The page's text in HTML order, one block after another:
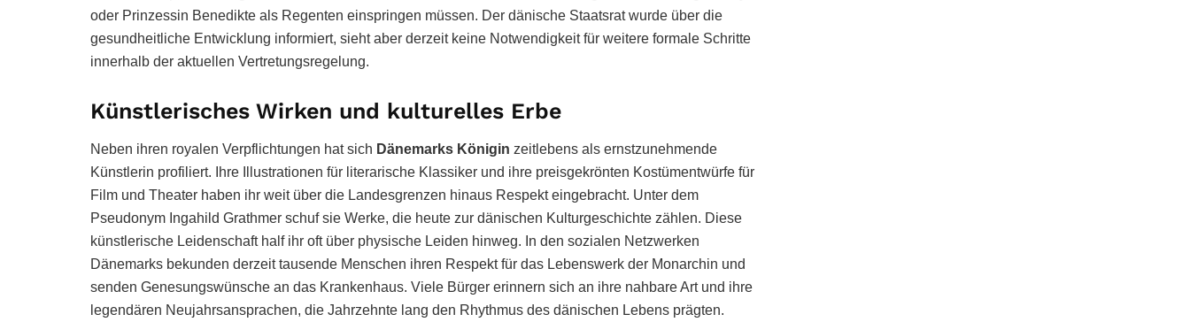
oder Prinzessin Benedikte als Regenten einspringen müssen. Der dänische Staatsrat wurde über die
gesundheitliche Entwicklung informiert, sieht aber derzeit keine Notwendigkeit für weitere formale Schritte
innerhalb der aktuellen Vertretungsregelung.
Künstlerisches Wirken und kulturelles Erbe
Neben ihren royalen Verpflichtungen hat sich Dänemarks Königin zeitlebens als ernstzunehmende
Künstlerin profiliert. Ihre Illustrationen für literarische Klassiker und ihre preisgekrönten Kostümentwürfe für
Film und Theater haben ihr weit über die Landesgrenzen hinaus Respekt eingebracht. Unter dem
Pseudonym Ingahild Grathmer schuf sie Werke, die heute zur dänischen Kulturgeschichte zählen. Diese
künstlerische Leidenschaft half ihr oft über physische Leiden hinweg. In den sozialen Netzwerken
Dänemarks bekunden derzeit tausende Menschen ihren Respekt für das Lebenswerk der Monarchin und
senden Genesungswünsche an das Krankenhaus. Viele Bürger erinnern sich an ihre nahbare Art und ihre
legendären Neujahrsansprachen, die Jahrzehnte lang den Rhythmus des dänischen Lebens prägten.